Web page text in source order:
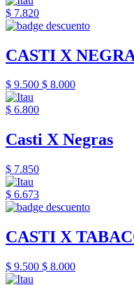
$ 7.820
CASTI X
$ 9.500 $ 8.000
$ 6.800
Casti X Negras
$ 7.850
$ 6.673
CASTI X
$ 9.500 $ 8.000